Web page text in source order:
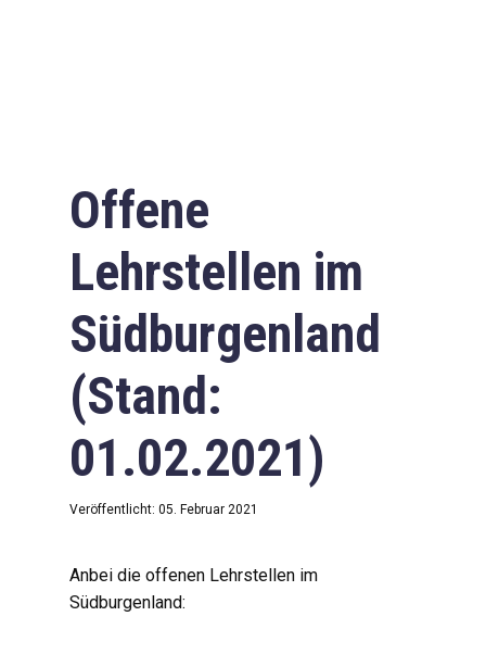
Offene
Lehrstellen im
Südburgenland
(Stand:
01.02.2021)
Veröffentlicht: 05. Februar 2021
Anbei die offenen Lehrstellen im
Südburgenland: